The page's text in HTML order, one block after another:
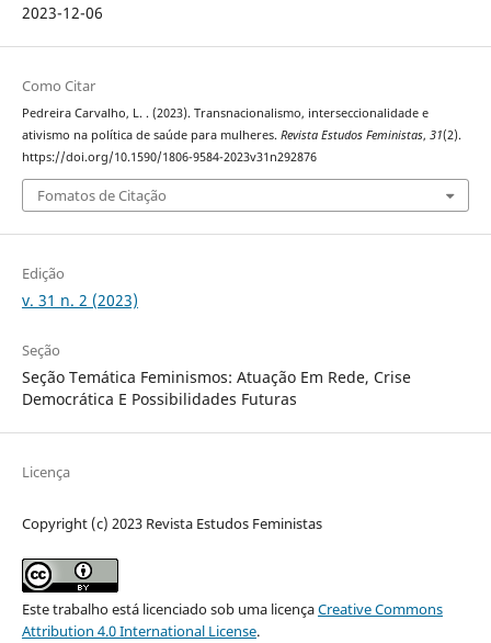
2023-12-06
Como Citar
Pedreira Carvalho, L. . (2023). Transnacionalismo, interseccionalidade e
ativismo na política de saúde para mulheres. Revista Estudos Feministas, 31(2).
https://doi.org/10.1590/1806-9584-2023v31n292876
Fomatos de Citação
Edição
v. 31 n. 2 (2023)
Seção
Seção Temática Feminismos: Atuação Em Rede, Crise
Democrática E Possibilidades Futuras
Licença
Copyright (c) 2023 Revista Estudos Feministas
Este trabalho está licenciado sob uma licençaCreative Commons
Attribution 4.0 International License.